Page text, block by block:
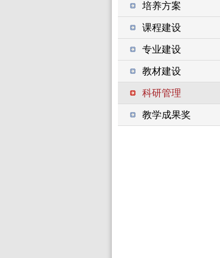
培养方案
课程建设
专业建设
教材建设
科研管理
教学成果奖